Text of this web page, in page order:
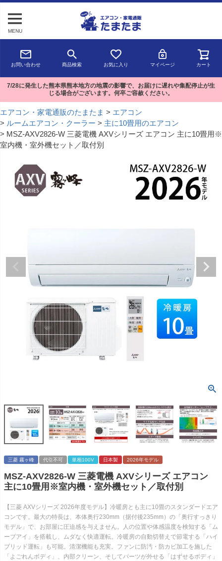
MENU
お問い合わせ 商品検索 お気に入り マイページ カート
7/28に発生した熊本県熊本地方の地震の影響で、お届けに遅れや集配停止が生
じる場合がございます。何卒ご容赦ください。
エアコン・家電通販のたまたま
エアコン
ルームエアコン・クーラー
主に10畳用のエアコン
MSZ-AXV2826-W 三菱電機 AXVシリーズ エアコン 主に10畳用※
室内機・室外機セット／取付別
三菱 霧ヶ峰 代引不可 単相100V 日本製 2026年モデル
MSZ-AXV2826-W 三菱電機 AXVシリーズ エアコン
主に10畳用※室内機・室外機セット／取付別
【三菱 AXVシリーズ 2026年度モデル】冷暖房とも主に10畳のスタンダードエア
コンです。最大の特長は、本体奥行230mm（据付後235mm）の「奥行すっきり
モデル」で、お部屋に圧迫感を与えません。人の位置や体感温度を検知する「ム
ーブアイ」を搭載し、ムダなく快適運転。冷暖房の自動切替えで節電する「ハイ
ブリッド運転」も可能。清潔機能も充実。ファンに防汚・防カビ加工を施した
「よごれんボディ」、内部クリーン、そしてパーツが外せる「はずせるボディ」